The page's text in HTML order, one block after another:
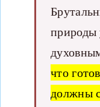
природы
что
должны